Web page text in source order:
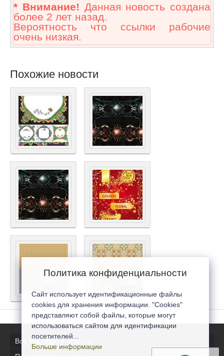
* Внимание! Данная новость создана
более 2 лет назад.
Вероятность что ссылки рабочие
очень низкая.
Похожие новости
Все последние новости
Политика конфиденциальности
Сайт использует идентификационные файлы
cookies для хранения информации. "Cookies"
представляют собой файлы, которые могут
использоваться сайтом для идентификации
посетителей...
Больше информации